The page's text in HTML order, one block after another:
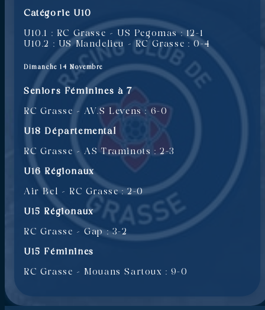
Catégorie U10
U10.1 : RC Grasse – US Pegomas : 12-1
U10.2 : US Mandelieu – RC Grasse : 0-4
Dimanche 14 Novembre
Seniors Féminines à 7
RC Grasse – AV.S Levens : 6-0
U18 Départemental
RC Grasse – AS Traminots : 2-3
U16 Régionaux
Air Bel – RC Grasse : 2-0
U15 Régionaux
RC Grasse – Gap : 3-2
U15 Féminines
RC Grasse – Mouans Sartoux : 9-0